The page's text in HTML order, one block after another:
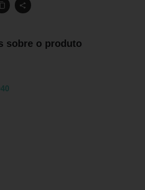
sobre o produto